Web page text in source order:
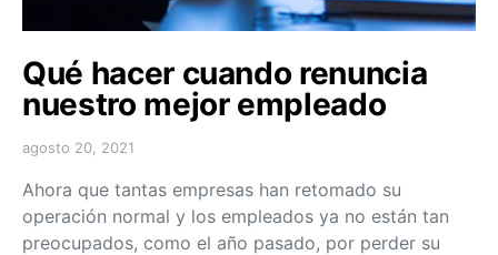
Qué hacer cuando renuncia
nuestro mejor empleado
agosto 20, 2021
Ahora que tantas empresas han retomado su
operación normal y los empleados ya no están tan
preocupados, como el año pasado, por perder su